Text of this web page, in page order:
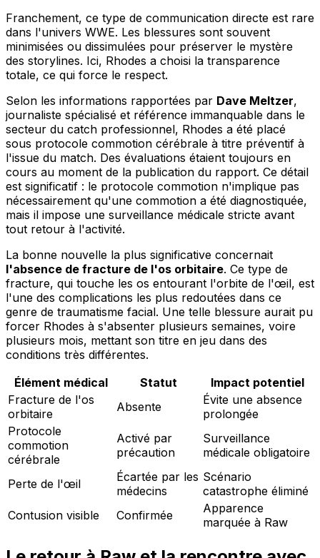
Franchement, ce type de communication directe est rare
dans l'univers WWE. Les blessures sont souvent
minimisées ou dissimulées pour préserver le mystère
des storylines. Ici, Rhodes a choisi la transparence
totale, ce qui force le respect.
Selon les informations rapportées par Dave Meltzer,
journaliste spécialisé et référence immanquable dans le
secteur du catch professionnel, Rhodes a été placé
sous protocole commotion cérébrale à titre préventif à
l'issue du match. Des évaluations étaient toujours en
cours au moment de la publication du rapport. Ce détail
est significatif : le protocole commotion n'implique pas
nécessairement qu'une commotion a été diagnostiquée,
mais il impose une surveillance médicale stricte avant
tout retour à l'activité.
La bonne nouvelle la plus significative concernait
l'absence de fracture de l'os orbitaire. Ce type de
fracture, qui touche les os entourant l'orbite de l'œil, est
l'une des complications les plus redoutées dans ce
genre de traumatisme facial. Une telle blessure aurait pu
forcer Rhodes à s'absenter plusieurs semaines, voire
plusieurs mois, mettant son titre en jeu dans des
conditions très différentes.
Élément médical
Statut
Impact potentiel
Fracture de l'os
orbitaire
Absente
Évite une absence
prolongée
Protocole
commotion
cérébrale
Activé par
précaution
Surveillance
médicale obligatoire
Perte de l'œil
Écartée par les
médecins
Scénario
catastrophe éliminé
Contusion visible
Confirmée
Apparence
marquée à Raw